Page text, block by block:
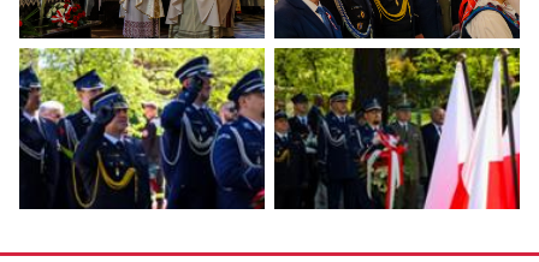
Pokaż
zdjęcie
1
z
galerii.
Pokaż
zdjęcie
2
z
galerii.
zdjęcie
zdjęcie